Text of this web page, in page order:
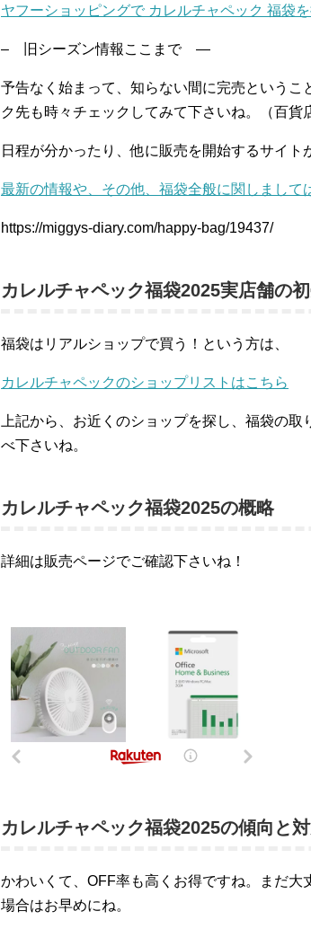
ヤフーショッピングで カレルチャペック 福袋を
– 旧シーズン情報ここまで —
予告なく始まって、知らない間に完売という
ク先も時々チェックしてみて下さいね。（百貨
日程が分かったり、他に販売を開始するサイト
最新の情報や、その他、福袋全般に関しまして
https://miggys-diary.com/happy-bag/19437/
カレルチャペック福袋2025実店舗の
福袋はリアルショップで買う！という方は、
カレルチャペックのショップリストはこちら
上記から、お近くのショップを探し、福袋の
べ下さいね。
カレルチャペック福袋2025の概略
詳細は販売ページでご確認下さいね！
カレルチャペック福袋2025の傾向と
かわいくて、OFF率も高くお得ですね。まだ
場合はお早めにね。